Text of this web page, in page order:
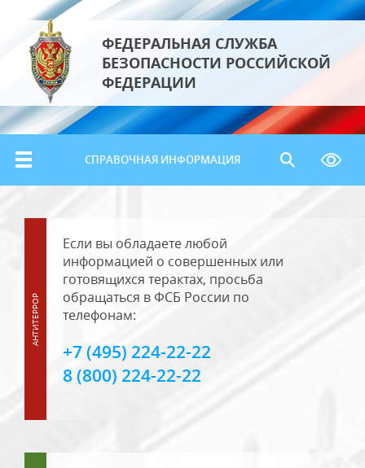
ФЕДЕРАЛЬНАЯ СЛУЖБА
БЕЗОПАСНОСТИ РОССИЙСКОЙ
ФЕДЕРАЦИИ
СПРАВОЧНАЯ ИНФОРМАЦИЯ
Если вы обладаете любой
информацией о совершенных или
готовящихся терактах, просьба
обращаться в ФСБ России по
телефонам:
+7 (495) 224-22-22
8 (800) 224-22-22